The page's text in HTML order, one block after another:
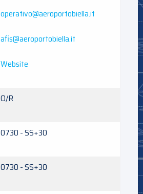
operativo@aeroportobiella.it
afis@aeroportobiella.it
Website
O/R
0730 - SS+30
0730 - SS+30